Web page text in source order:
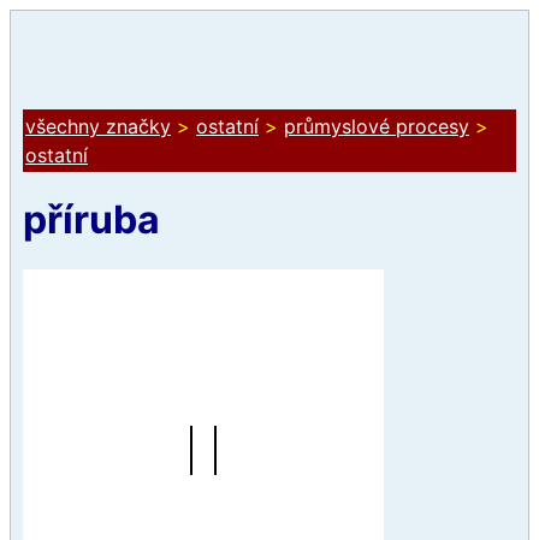
všechny značky > ostatní > průmyslové procesy >
ostatní
příruba